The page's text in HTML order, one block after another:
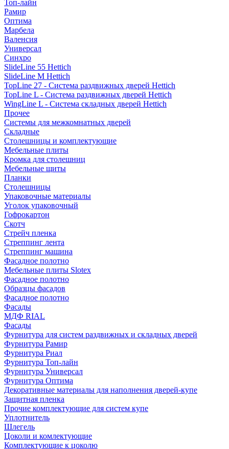
Топ-лайн
Рамир
Оптима
Марбела
Валенсия
Универсал
Синхро
SlideLine 55 Hettich
SlideLine M Hettich
TopLine 27 - Система раздвижных дверей Hettich
TopLine L - Система раздвижных дверей Hettich
WingLine L - Система складных дверей Hettich
Прочее
Системы для межкомнатных дверей
Складные
Столешницы и комплектующие
Мебельные плиты
Кромка для столешниц
Мебельные щиты
Планки
Столешницы
Упаковочные материалы
Уголок упаковочный
Гофрокартон
Скотч
Стрейч пленка
Стреппинг лента
Стреппинг машина
Фасадное полотно
Мебельные плиты Slotex
Фасадное полотно
Образцы фасадов
Фасадное полотно
Фасады
МДФ RIAL
Фасады
Фурнитура для систем раздвижных и складных дверей
Фурнитура Рамир
Фурнитура Риал
Фурнитура Топ-лайн
Фурнитура Универсал
Фурнитура Оптима
Декоративные материалы для наполнения дверей-купе
Защитная пленка
Прочие комплектующие для систем купе
Уплотнитель
Шлегель
Цоколи и комлектующие
Комплектующие к цоколю